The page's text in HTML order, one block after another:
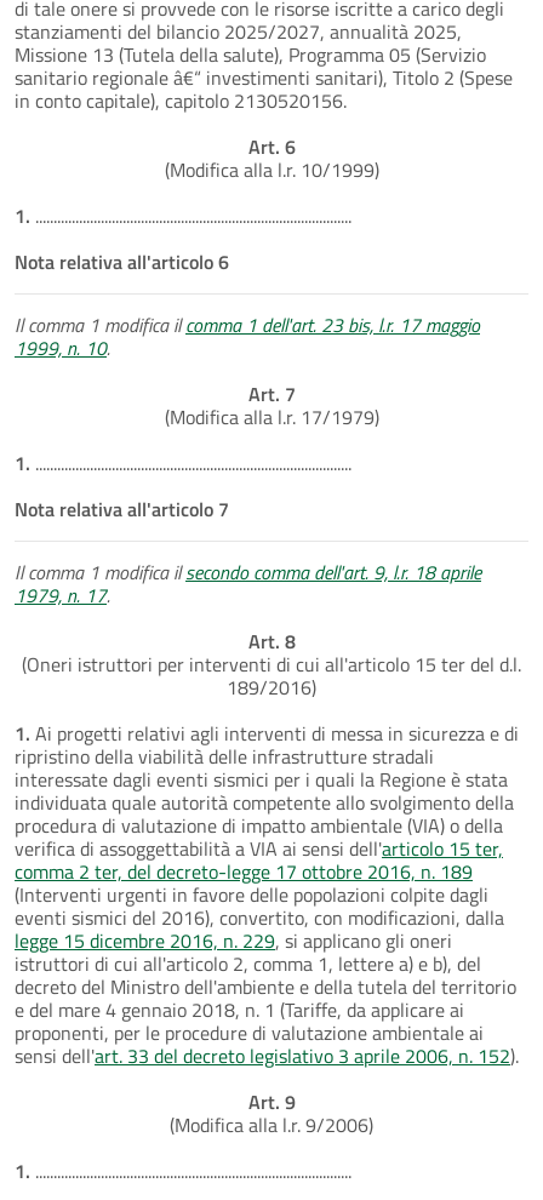
di tale onere si provvede con le risorse iscritte a carico degli
stanziamenti del bilancio 2025/2027, annualità 2025,
Missione 13 (Tutela della salute), Programma 05 (Servizio
sanitario regionale â€“ investimenti sanitari), Titolo 2 (Spese
in conto capitale), capitolo 2130520156.
Art. 6
(Modifica alla l.r. 10/1999)
1. .......................................................................................
Nota relativa all'articolo 6
Il comma 1 modifica ilcomma 1 dell'art. 23 bis, l.r. 17 maggio
1999, n. 10.
Art. 7
(Modifica alla l.r. 17/1979)
1. .......................................................................................
Nota relativa all'articolo 7
Il comma 1 modifica ilsecondo comma dell'art. 9, l.r. 18 aprile
1979, n. 17.
Art. 8
(Oneri istruttori per interventi di cui all'articolo 15 ter del d.l.
189/2016)
1. Ai progetti relativi agli interventi di messa in sicurezza e di
ripristino della viabilità delle infrastrutture stradali
interessate dagli eventi sismici per i quali la Regione è stata
individuata quale autorità competente allo svolgimento della
procedura di valutazione di impatto ambientale (VIA) o della
verifica di assoggettabilità a VIA ai sensi dell'articolo 15 ter,
comma 2 ter, del decreto-legge 17 ottobre 2016, n. 189
(Interventi urgenti in favore delle popolazioni colpite dagli
eventi sismici del 2016), convertito, con modificazioni, dalla
legge 15 dicembre 2016, n. 229, si applicano gli oneri
istruttori di cui all'articolo 2, comma 1, lettere a) e b), del
decreto del Ministro dell'ambiente e della tutela del territorio
e del mare 4 gennaio 2018, n. 1 (Tariffe, da applicare ai
proponenti, per le procedure di valutazione ambientale ai
sensi dell'art. 33 del decreto legislativo 3 aprile 2006, n. 152).
Art. 9
(Modifica alla l.r. 9/2006)
1. .......................................................................................